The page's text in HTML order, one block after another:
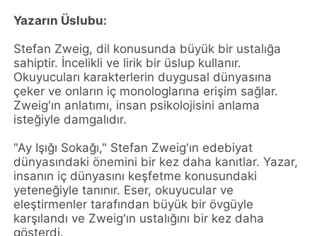
Yazarın Üslubu:
Stefan Zweig, dil konusunda büyük bir ustalığa
sahiptir. İncelikli ve lirik bir üslup kullanır.
Okuyucuları karakterlerin duygusal dünyasına
çeker ve onların iç monologlarına erişim sağlar.
Zweig'ın anlatımı, insan psikolojisini anlama
isteğiyle damgalıdır.
"Ay Işığı Sokağı," Stefan Zweig'ın edebiyat
dünyasındaki önemini bir kez daha kanıtlar. Yazar,
insanın iç dünyasını keşfetme konusundaki
yeteneğiyle tanınır. Eser, okuyucular ve
eleştirmenler tarafından büyük bir övgüyle
karşılandı ve Zweig'ın ustalığını bir kez daha
gösterdi.